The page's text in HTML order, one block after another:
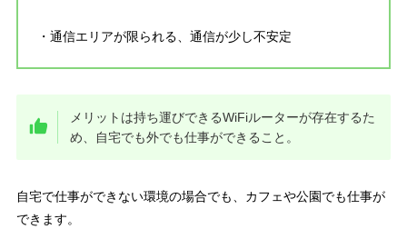
・通信エリアが限られる、通信が少し不安定
メリットは持ち運びできるWiFiルーターが存在するた
め、 自宅でも外でも仕事ができること。
自宅で仕事ができない環境の場合でも、カフェや公園でも仕事が
できます。